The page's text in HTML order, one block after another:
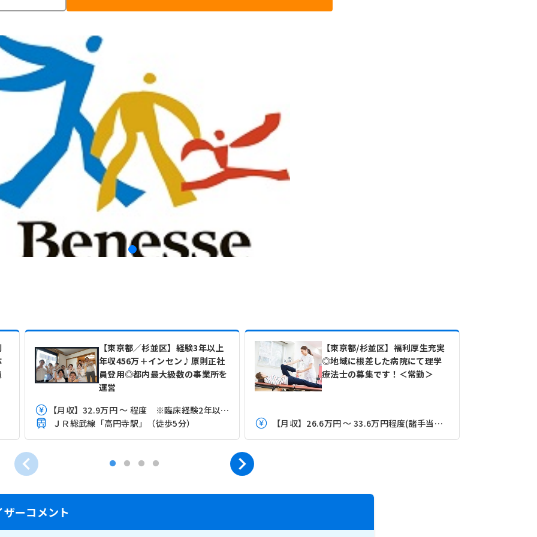
【東京都／杉並区】経験3年以上
年収456万＋インセン♪原則正社
員登用◎都内最大級数の事業所を
運営
【月収】32.9万円 ～ 程度 ※臨床経験2年以上3年未満モデル
ＪＲ総武線「高円寺駅」（徒歩5分）
【東京都/杉並区】福利厚生充実
◎地域に根差した病院にて理学
療法士の募集です！＜常勤＞
【月収】26.6万円 ～ 33.6万円程度(諸手当込み)
ーコメント